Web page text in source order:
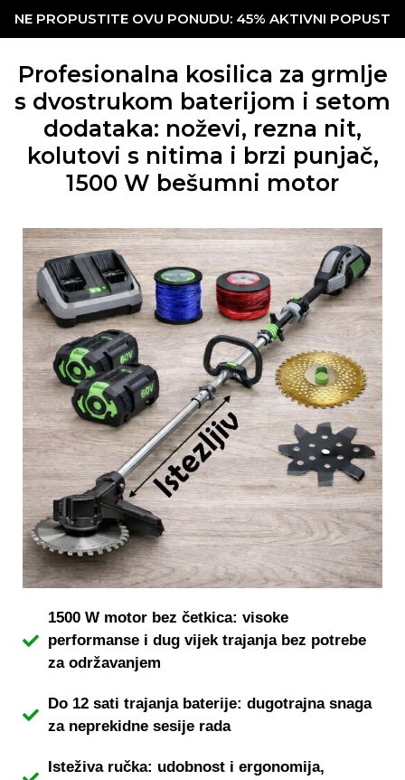
NE PROPUSTITE OVU PONUDU: 45% AKTIVNI POPUST
Profesionalna kosilica za grmlje
s dvostrukom baterijom i setom
dodataka: noževi, rezna nit,
kolutovi s nitima i brzi punjač,
1500 W bešumni motor
1500 W motor bez četkica: visoke
performanse i dug vijek trajanja bez potrebe
za održavanjem
Do 12 sati trajanja baterije: dugotrajna snaga
za neprekidne sesije rada
Isteživa ručka: udobnost i ergonomija,